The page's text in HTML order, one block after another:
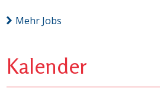
Mehr Jobs
Kalender